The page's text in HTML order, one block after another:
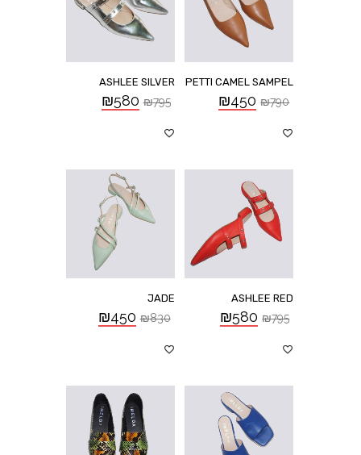
PETTI CAMEL SAMPEL
₪790
₪450
ASHLEE SILVER
₪795
₪580
ASHLEE RED
₪795
₪580
JADE
₪830
₪450